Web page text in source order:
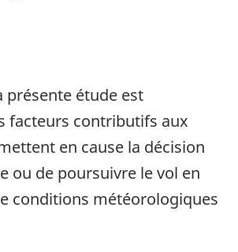
présente étude est
facteurs contributifs aux
en cause la décision
ou de poursuivre le vol en
conditions météorologiques